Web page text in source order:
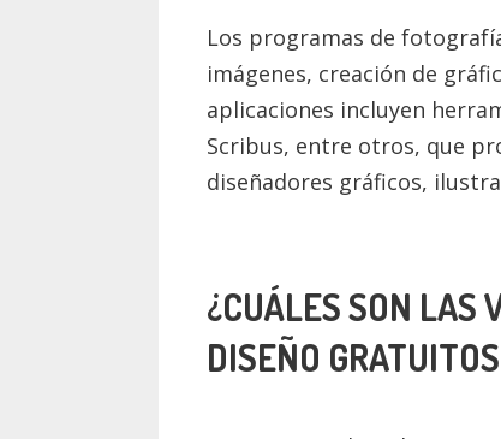
Los programas de
imágenes, creación de
aplicaciones incluyen
Scribus, entre otros, que
diseñadores gráficos,
¿CUÁLES SON LAS
DISEÑO